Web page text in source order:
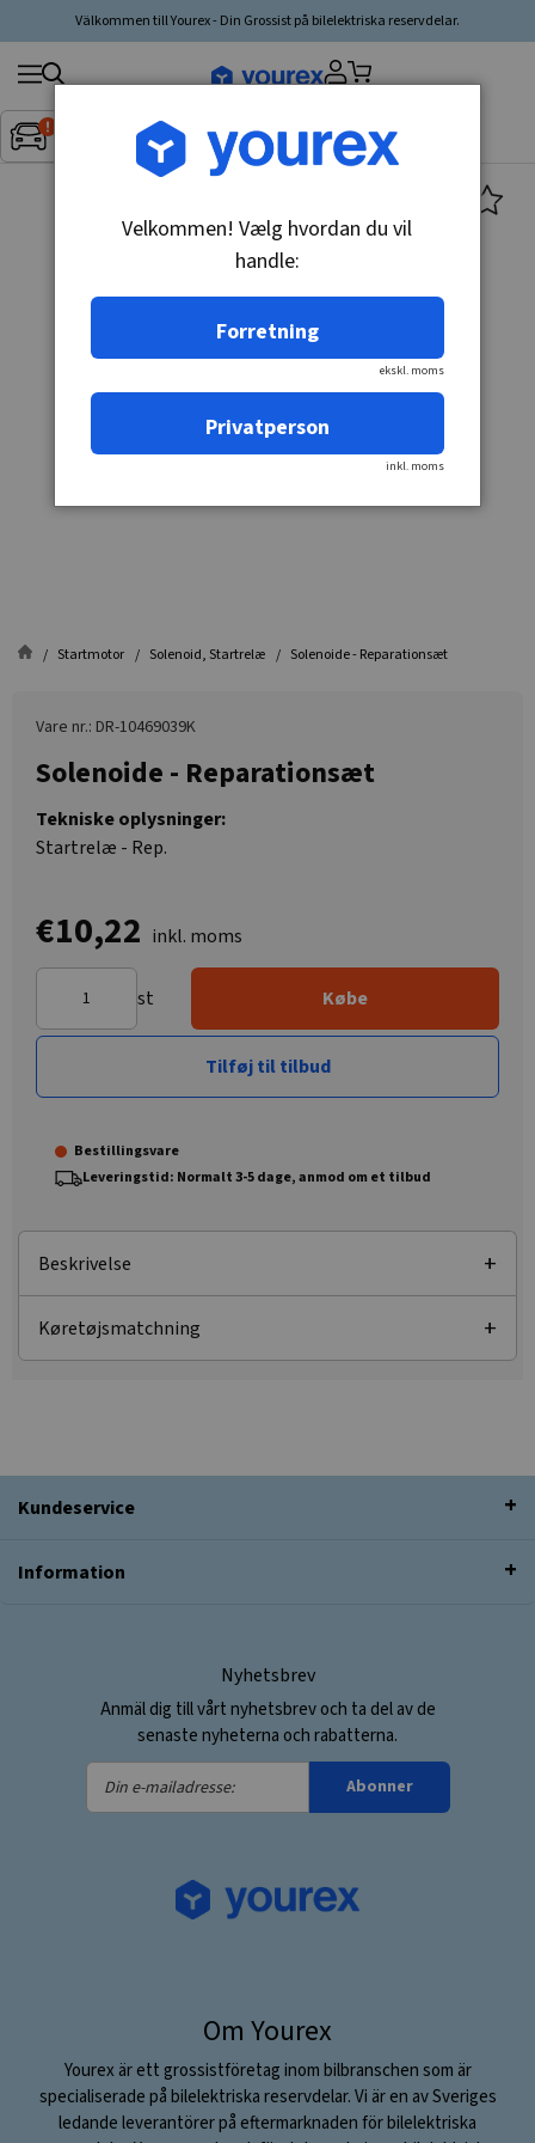
Välkommen till Yourex - Din Grossist på bilelektriska reservdelar.
Inget fordon valt▼
Søg
produkt,
producent,
Startmotor Solenoid, Startrelæ Solenoide - Reparationsæt
Vare nr.: DR-10469039K
Solenoide - Reparationsæt
Tekniske oplysninger:
Startrelæ - Rep.
€10,22 inkl. moms
st Købe
Tilføj til tilbud
Bestillingsvare
Leveringstid: Normalt 3-5 dage, anmod om et tilbud
Beskrivelse
Køretøjsmatchning
Kundeservice
Information
Nyhetsbrev
Anmäl dig till vårt nyhetsbrev och ta del av de
senaste nyheterna och rabatterna.
Din
e-
Abonner
Om Yourex
Yourex är ett grossistföretag inom bilbranschen som är
specialiserade på bilelektriska reservdelar. Vi är en av Sveriges
ledande leverantörer på eftermarknaden för bilelektriska
Velkommen! Vælg hvordan du vil
handle:
Forretning
ekskl. moms
Privatperson
inkl. moms